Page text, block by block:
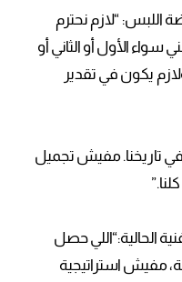
اللبس: “لازم نحترم
الأول أو الثاني أو
يكون في تقدير
تاريخنا. مفيش تجميل
الحالية:“اللي حصل
استراتيجية